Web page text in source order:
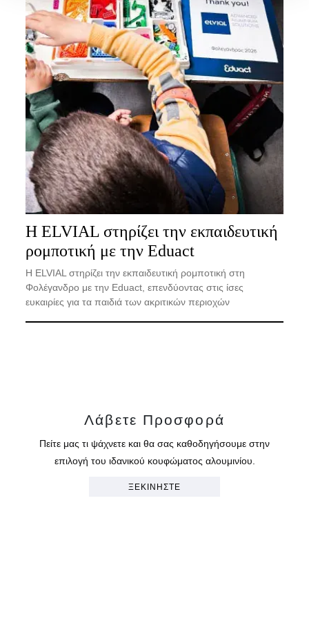
Η ELVIAL στηρίζει την εκπαιδευτική
ρομποτική με την Eduact
Η ELVIAL στηρίζει την εκπαιδευτική ρομποτική στη
Φολέγανδρο με την Eduact, επενδύοντας στις ίσες
ευκαιρίες για τα παιδιά των ακριτικών περιοχών
Λάβετε Προσφορά
Πείτε μας τι ψάχνετε και θα σας καθοδηγήσουμε στην
επιλογή του ιδανικού κουφώματος αλουμινίου.
ΞΕΚΙΝΗΣΤΕ